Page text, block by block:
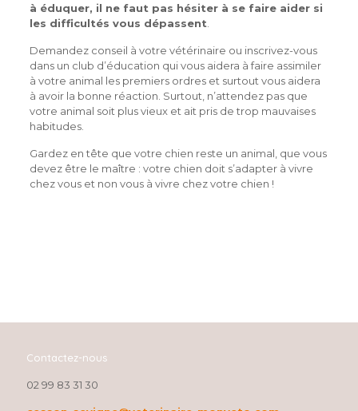
à éduquer, il ne faut pas hésiter à se faire aider si
les difficultés vous dépassent
Demandez conseil à votre vétérinaire ou inscrivez-vous
dans un club d’éducation qui vous aidera à faire assimiler
à votre animal les premiers ordres et surtout vous aidera
à avoir la bonne réaction. Surtout, n’attendez pas que
votre animal soit plus vieux et ait pris de trop mauvaises
habitudes.
Gardez en tête que votre chien reste un animal, que vous
devez être le maître : votre chien doit s’adapter à vivre
chez vous et non vous à vivre chez votre chien !
Contactez-nous
02 99 83 31 30